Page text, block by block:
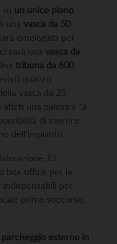
un unico piano.
una vasca da 50
omologata per
sarà una vasca da
tribuna da 600
quattro
vasca da 25
una palestra “a
di inserire
dell’impianto.
Ci
box office per le
per
primo soccorso,
parcheggio esterno in